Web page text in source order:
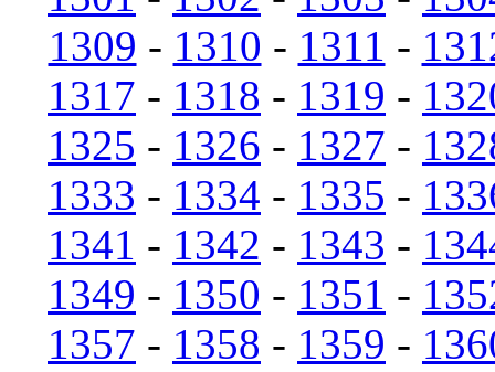
1309 - 1310 - 1311 -
1317 - 1318 - 1319 -
1325 - 1326 - 1327 -
1333 - 1334 - 1335 -
1341 - 1342 - 1343 -
1349 - 1350 - 1351 -
1357 - 1358 - 1359 -